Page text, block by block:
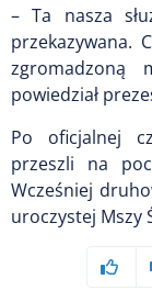
– Ta nasza
przekazywana.
zgromadzoną
powiedział
Po oficjalnej
przeszli na
Wcześniej
uroczystej Mszy